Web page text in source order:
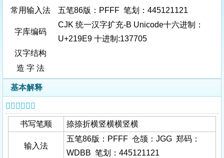
常用输入法
五笔86版：PFFF 笔划：445121121
字库编码
CJK 统一汉字扩充-B Unicode十六进制：
U+219E9 十进制:137705
汉字结构
造 字 法
基本解释
𡧩字基本信息
书写笔顺 捺捺折横竖横横竖横
输入法
五笔86版：PFFF 仓颉：JGG 郑码：
WDBB 笔划：445121121